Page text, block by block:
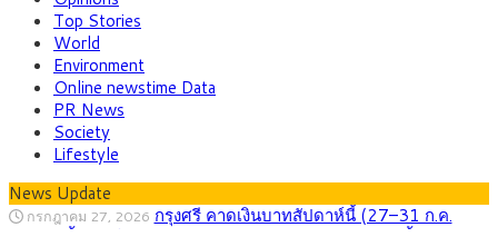
Top Stories
World
Environment
Online newstime Data
PR News
Society
Lifestyle
News Update
กรกฎาคม 27, 2026 กรุงศรี คาดเงินบาทสัปดาห์นี้ (27–31 ก.ค.